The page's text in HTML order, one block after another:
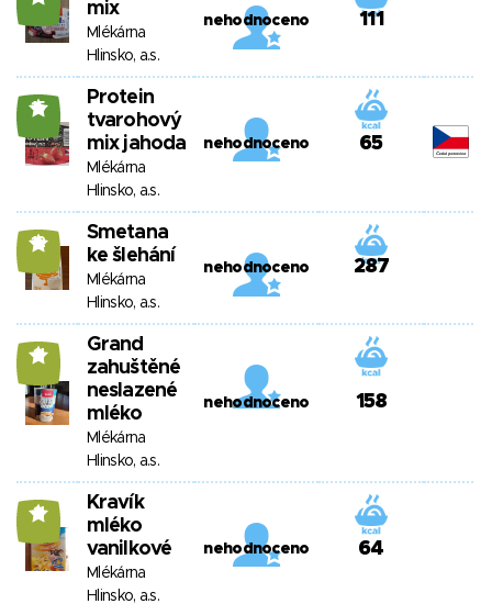
mix
Mlékárna
Hlinsko, a.s.
nehodnoceno 111
15
Protein
tvarohový
mix jahoda
Mlékárna
Hlinsko, a.s.
nehodnoceno 65
12
Smetana
ke šlehání
Mlékárna
Hlinsko, a.s.
nehodnoceno 287
11
Grand
zahuštěné
neslazené
mléko
Mlékárna
Hlinsko, a.s.
nehodnoceno 158
11
Kravík
mléko
vanilkové
Mlékárna
Hlinsko, a.s.
nehodnoceno 64